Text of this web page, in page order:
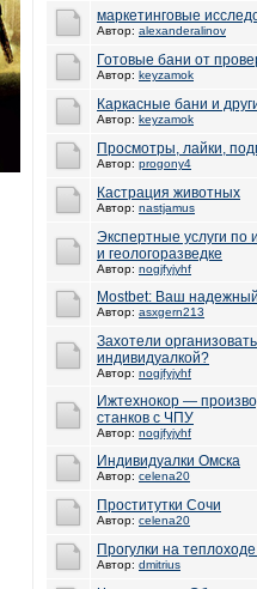
маркетинговые
Автор: alexanderalinov
Готовые бани от
Автор: keyzamok
Каркасные бани и
Автор: keyzamok
Просмотры, лайки,
Автор: progony4
Кастрация животных
Автор: nastjamus
Экспертные услуги
и геологоразведке
Автор: nogjfyjyhf
Mostbet: Ваш
Автор: asxgern213
Захотели
индивидуалкой?
Автор: nogjfyjyhf
Ижтехнокор —
станков с ЧПУ
Автор: nogjfyjyhf
Индивидуалки Омска
Автор: celena20
Проститутки Сочи
Автор: celena20
Прогулки на
Автор: dmitrius